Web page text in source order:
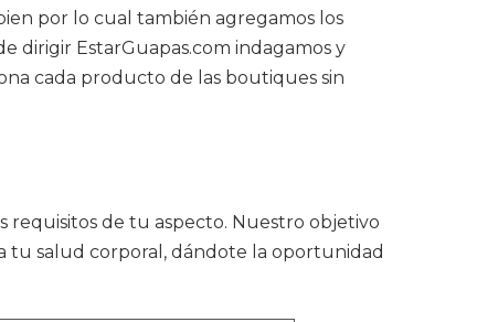
por lo cual también agregamos los
dirigir EstarGuapas.com indagamos y
cada producto de las boutiques sin
requisitos de tu aspecto. Nuestro objetivo
tu salud corporal, dándote la oportunidad